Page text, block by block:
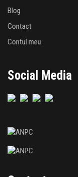
Blog
Contact
Contul meu
Social Media